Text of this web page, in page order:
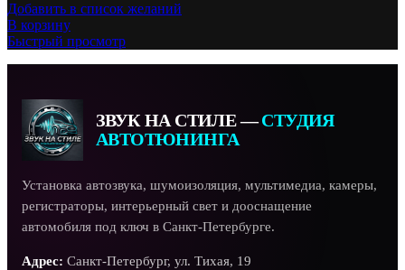
Добавить в список желаний
В корзину
Быстрый просмотр
ЗВУК НА СТИЛЕ —СТУДИЯ
АВТОТЮНИНГА
Установка автозвука, шумоизоляция, мультимедиа, камеры,
регистраторы, интерьерный свет и дооснащение
автомобиля под ключ в Санкт-Петербурге.
Адрес: Санкт-Петербург, ул. Тихая, 19